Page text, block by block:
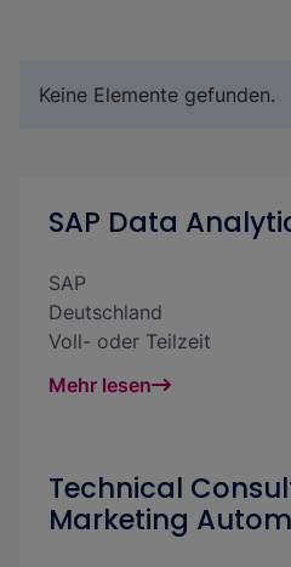
Keine Elemente gefunden.
SAP Data
SAP
Deutschland
Voll- oder Teilzeit
Mehr lesen
Technical
Marketing